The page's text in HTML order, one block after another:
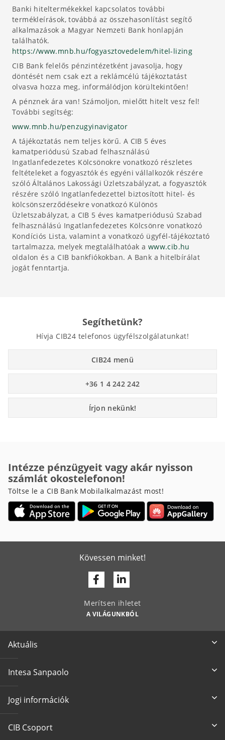
Banki hiteltermékekkel kapcsolatos további
termékleírások, továbbá az összehasonlítást segítő
alkalmazások a Magyar Nemzeti Bank honlapján
találhatók.
https://www.mnb.hu/fogyasztovedelem/hitel-lizing
CIB Bank felelős pénzintézetként javasolja, hogy
döntését nem csak ezt a reklámcélú tájékoztatást
olvasva hozza meg, informálódjon körültekintően!
A pénznek ára van! Számoljon, mielőtt hitelt vesz fel!
További segítség:
www.mnb.hu/penzugyinavigator
A tájékoztatás nem teljes körű. A CIB 5 éves
kamatperiódusú Szabad felhasználású
Ingatlanfedezetes Kölcsönokre vonatkozó részletes
feltételeket a fogyasztók és egyéni vállalkozók részére
szóló Általános Lakossági Üzletszabályzat, a fogyasztók
részére szóló Ingatlanfedezettel biztosított hitel- és
kölcsönszerződésekre vonatkozó Különös
Üzletszabályzat, a CIB 5 éves kamatperiódusú Szabad
felhasználású Ingatlanfedezetes Kölcsönre vonatkozó
Kondíciós Lista, valamint a vonatkozó ügyfél-tájékoztató
tartalmazza, melyek megtalálhatóak a www.cib.hu
oldalon és a CIB bankfiókokban. A Bank a hitelbírálat
jogát fenntartja.
Segíthetünk?
Hívja CIB24 telefonos ügyfélszolgálatunkat!
CIB24 menü
+36 1 4 242 242
Írjon nekünk!
Intézze pénzügyeit vagy akár nyisson
számlát okostelefonon!
Töltse le a CIB Bank Mobilalkalmazást most!
Kövessen minket!
FacebookLinkedin
Merítsen ihletet
A VILÁGUNKBÓL
Aktuális
Intesa Sanpaolo
Jogi információk
CIB Csoport